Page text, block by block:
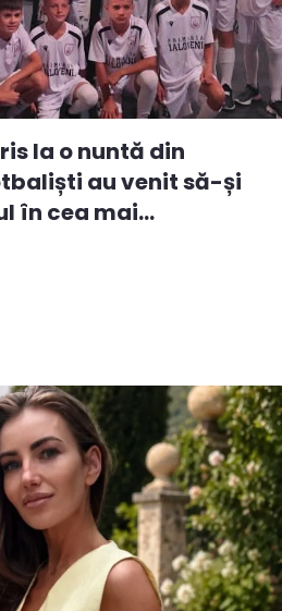
la o nuntă din
au venit să-și
în cea mai